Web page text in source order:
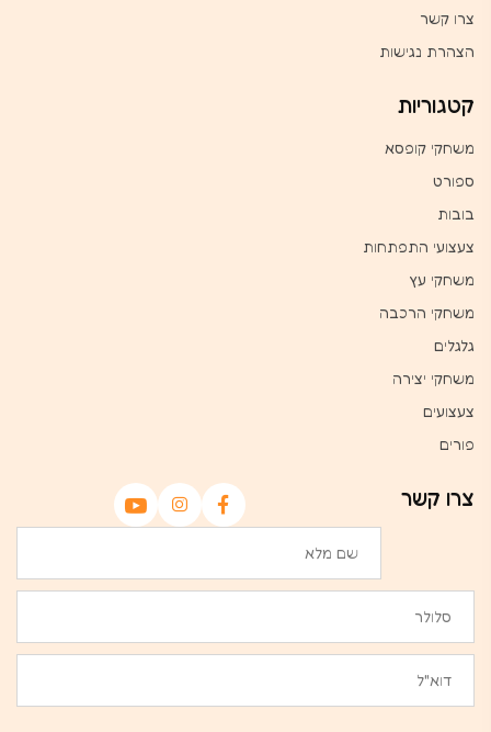
צרו קשר
הצהרת נגישות
קטגוריות
משחקי קופסא
ספורט
בובות
צעצועי התפתחות
משחקי עץ
משחקי הרכבה
גלגלים
משחקי יצירה
צעצועים
פורים
צרו קשר